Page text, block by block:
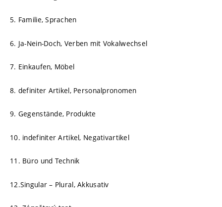
5. Familie, Sprachen
6. Ja-Nein-Doch, Verben mit Vokalwechsel
7. Einkaufen, Möbel
8. definiter Artikel, Personalpronomen
9. Gegenstände, Produkte
10. indefiniter Artikel, Negativartikel
11. Büro und Technik
12.Singular – Plural, Akkusativ